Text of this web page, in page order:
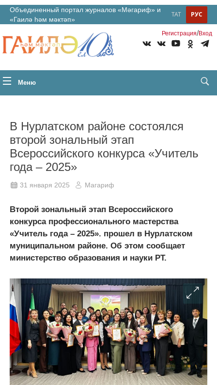
Объединенный портал журналов «Мәгариф» и
«Гаилә һәм мәктәп»
РУС
ТАТ
Регистрация/Вход
Меню
В Нурлатском районе состоялся
второй зональный этап
Всероссийского конкурса «Учитель
года – 2025»
31 января 2025 Магариф
Второй зональный этап Всероссийского
конкурса профессионального мастерства
«Учитель года – 2025». прошел в Нурлатском
муниципальном районе. Об этом сообщает
министерство образования и науки РТ.